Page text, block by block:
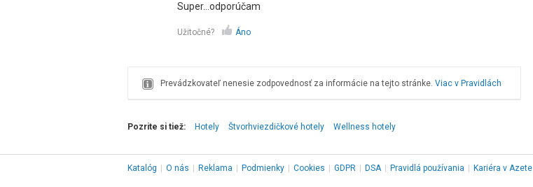
Super...odporúčam
Užitočné? Áno
Prevádzkovateľ nenesie zodpovednosť za informácie na tejto stránke. Viac v Pravidlách
Pozrite si tiež: Hotely Štvorhviezdičkové hotely Wellness hotely
Katalóg O nás Reklama Podmienky Cookies GDPR DSA Pravidlá používania Kariéra v Azete